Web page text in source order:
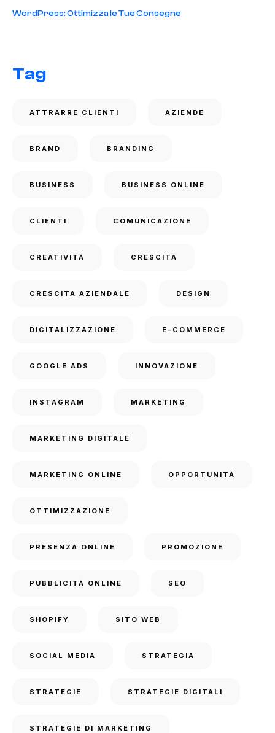
WordPress: Ottimizza le Tue Consegne
Tag
ATTRARRE CLIENTI AZIENDE
BRAND BRANDING
BUSINESS BUSINESS ONLINE
CLIENTI COMUNICAZIONE
CREATIVITÀ CRESCITA
CRESCITA AZIENDALE DESIGN
DIGITALIZZAZIONE E-COMMERCE
GOOGLE ADS INNOVAZIONE
INSTAGRAM MARKETING
MARKETING DIGITALE
MARKETING ONLINE OPPORTUNITÀ
OTTIMIZZAZIONE
PRESENZA ONLINE PROMOZIONE
PUBBLICITÀ ONLINE SEO
SHOPIFY SITO WEB
SOCIAL MEDIA STRATEGIA
STRATEGIE STRATEGIE DIGITALI
STRATEGIE DI MARKETING